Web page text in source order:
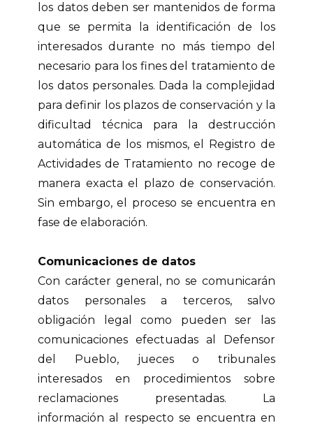
los datos deben ser mantenidos de forma
que se permita la identificación de los
interesados durante no más tiempo del
necesario para los fines del tratamiento de
los datos personales. Dada la complejidad
para definir los plazos de conservación y la
dificultad técnica para la destrucción
automática de los mismos, el Registro de
Actividades de Tratamiento no recoge de
manera exacta el plazo de conservación.
Sin embargo, el proceso se encuentra en
fase de elaboración.
Comunicaciones de datos
Con carácter general, no se comunicarán
datos personales a terceros, salvo
obligación legal como pueden ser las
comunicaciones efectuadas al Defensor
del Pueblo, jueces o tribunales
interesados en procedimientos sobre
reclamaciones presentadas. La
información al respecto se encuentra en